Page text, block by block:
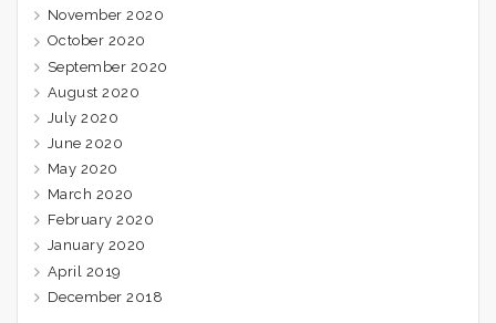
November 2020
October 2020
September 2020
August 2020
July 2020
June 2020
May 2020
March 2020
February 2020
January 2020
April 2019
December 2018